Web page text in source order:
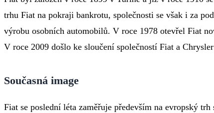
trhu Fiat na pokraji bankrotu, společnosti se však i za
výrobu osobních automobilů. V roce 1978 otevřel Fiat
V roce 2009 došlo ke sloučení společností Fiat a
Současná image
Fiat se poslední léta zaměřuje především na evropský